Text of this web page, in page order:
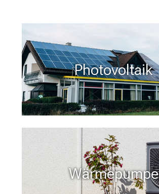
Photovoltaik
Wärmepumpe